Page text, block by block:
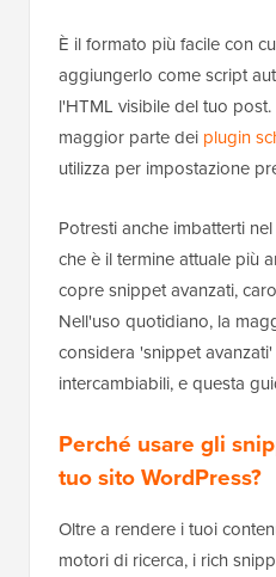
È il formato più facile con
aggiungerlo come script
l'HTML visibile del tuo
maggior parte dei plugin
utilizza per impostazione
Potresti anche imbatterti
che è il termine attuale più
copre snippet avanzati,
Nell'uso quotidiano, la
considera 'snippet
intercambiabili, e questa
Perché usare gli
tuo sito WordPress?
Oltre a rendere i tuoi
motori di ricerca, i rich